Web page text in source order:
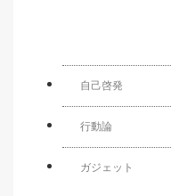
自己啓発
行動論
ガジェット